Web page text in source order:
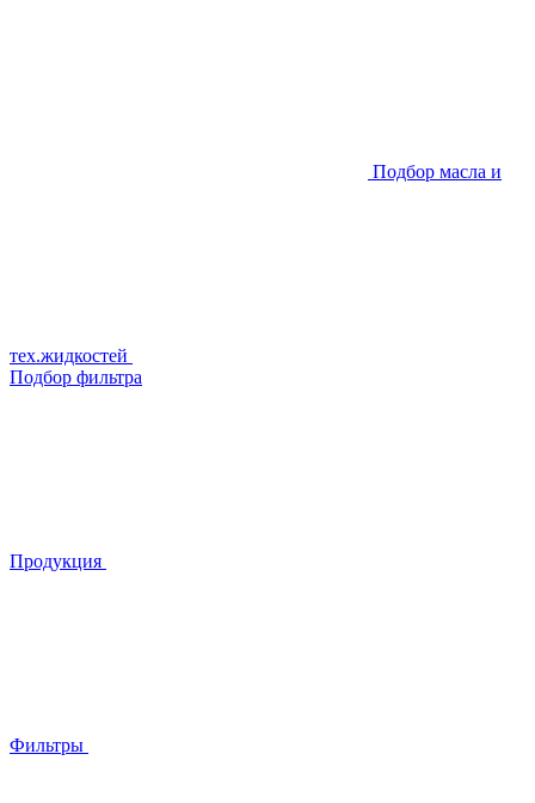
Подбор масла и
тех.жидкостей
Подбор фильтра
Продукция
Фильтры